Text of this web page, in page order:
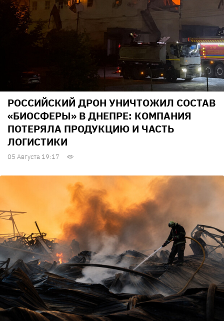
РОССИЙСКИЙ ДРОН УНИЧТОЖИЛ СОСТАВ
«БИОСФЕРЫ» В ДНЕПРЕ: КОМПАНИЯ
ПОТЕРЯЛА ПРОДУКЦИЮ И ЧАСТЬ
ЛОГИСТИКИ
05 Августа 19:17